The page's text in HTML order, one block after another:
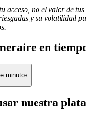
acceso, no el valor de
y su volatilidad
en
minutos
nuestra